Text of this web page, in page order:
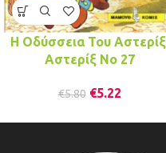
Η Οδύσσεια Του
Αστερίξ No 27
€5.80 €5.22